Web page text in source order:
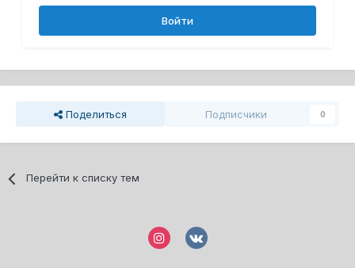
Войти
Поделиться Подписчики 0
Перейти к списку тем